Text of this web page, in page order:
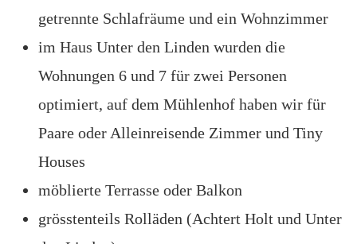
getrennte Schlafräume und ein Wohnzimmer
im Haus Unter den Linden wurden die
Wohnungen 6 und 7 für zwei Personen
optimiert, auf dem Mühlenhof haben wir für
Paare oder Alleinreisende Zimmer und Tiny
Houses
möblierte Terrasse oder Balkon
grösstenteils Rolläden (Achtert Holt und Unter